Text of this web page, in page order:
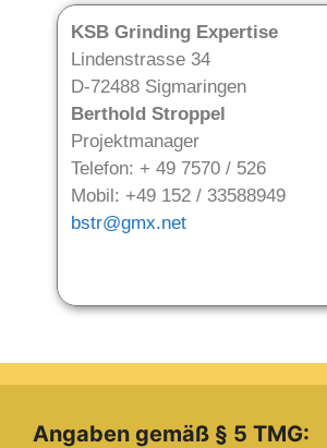
KSB Grinding Expertise
Lindenstrasse 34
D-72488 Sigmaringen
Berthold Stroppel
Projektmanager
Telefon: + 49 7570 / 526
Mobil: +49 152 / 33588949
bstr@gmx.net
Angaben gemäß § 5 TMG: